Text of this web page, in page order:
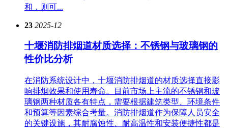
和，则可...
23 2025-12
十堰消防排烟道材质选择：不锈钢与玻璃钢的
性价比分析
在消防系统设计中，十堰消防排烟道的材质选择直接影
响排烟效果和使用寿命。目前市场上主流的不锈钢和玻
璃钢两种材质各有特点，需要根据建筑类型、环境条件
和预算等因素综合考量。消防排烟道作为保障人员安全
的关键设施，其耐腐蚀性、耐高温性和安装便捷性都是